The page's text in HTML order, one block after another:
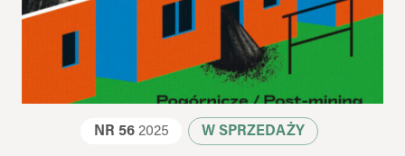
NR 562025 W SPRZEDAŻY